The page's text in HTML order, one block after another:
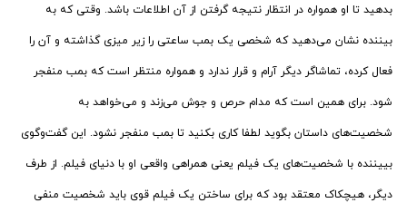
بدهید تا او همواره در انتظار نتیجه گرفتن از آن اطلاعات باشد. وقتی که به
بیننده نشان می‌دهید که شخصی یک بمب ساعتی را زیر میزی گذاشته و آن را
فعال کرده، تماشاگر دیگر آرام و قرار ندارد و همواره منتظر است که بمب منفجر
شود. برای همین است که مدام حرص و جوش می‌زند و می‌خواهد به
شخصیت‌های داستان بگوید لطفا کاری بکنید تا بمب منفجر نشود. این گفت‌وگوی
بییننده با شخصیت‌های یک فیلم یعنی همراهی واقعی او با دنیای فیلم. از طرف
دیگر، هیچکاک معتقد بود که برای ساختن یک فیلم قوی باید شخصیت منفی